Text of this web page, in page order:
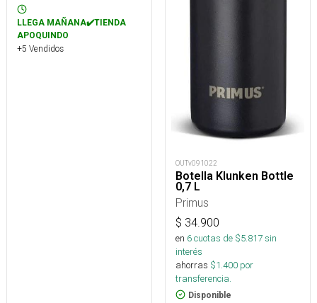
LLEGA MAÑANA✔️TIENDA
APOQUINDO
+5 Vendidos
OUTv091022
Botella Klunken Bottle
0,7 L
Primus
$ 34.900
en 6cuotas de $5.817sin
interés
ahorras $1.400 por
transferencia.
Disponible